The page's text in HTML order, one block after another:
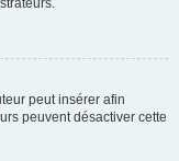
peut insérer afin
peuvent désactiver cette